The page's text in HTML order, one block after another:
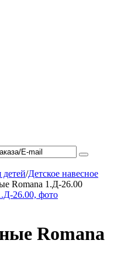
/Детское навесное
Romana 1.Д-26.00
Romana